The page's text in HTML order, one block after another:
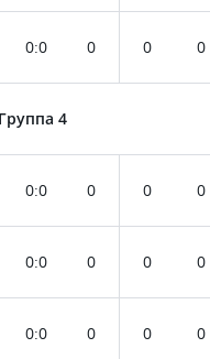
0:0 0 0 0
4
0:0 0 0 0
0:0 0 0 0
0:0 0 0 0